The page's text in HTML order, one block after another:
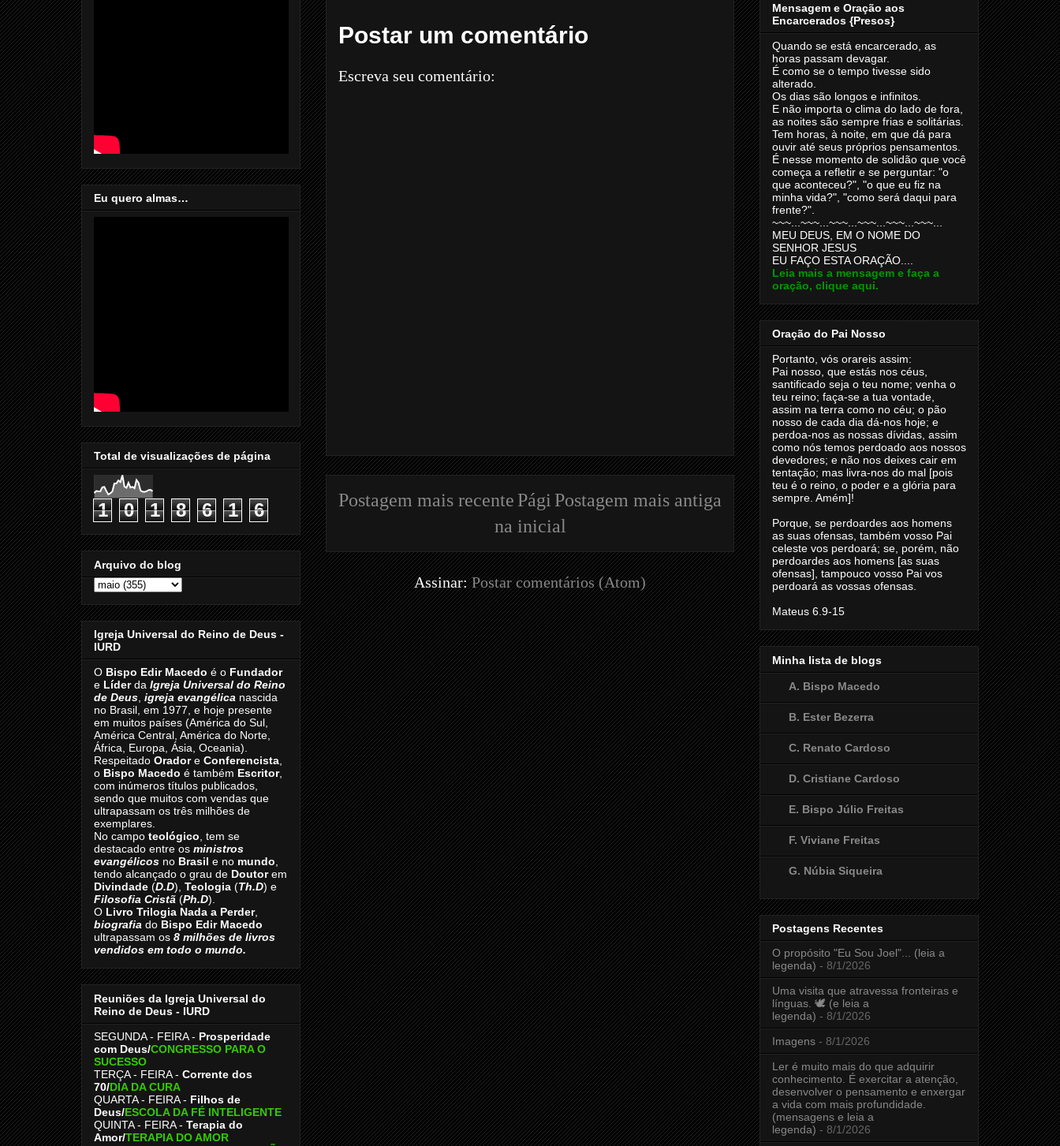
Postar um comentário
Escreva seu comentário:
Postagem mais recente Postagem mais antiga
Pági
na inicial
Assinar:Postar comentários (Atom)
Eu quero almas…
Total de visualizações de página
1 0 1 8 6 1 6
Arquivo do blog
Igreja Universal do Reino de Deus -
IURD
O Bispo Edir Macedo é o Fundador
e Líderda Igreja Universal do Reino
de Deus, igreja evangélica nascida
no Brasil, em 1977, e hoje presente
em muitos países (América do Sul,
América Central, América do Norte,
África, Europa, Ásia, Oceania).
Respeitado Oradore Conferencista,
o Bispo Macedo é também Escritor,
com inúmeros títulos publicados,
sendo que muitos com vendas que
ultrapassam os três milhões de
exemplares.
No campo teológico, tem se
destacado entre os ministros
evangélicos no Brasil e no mundo,
tendo alcançado o grau de Doutorem
Divindade (D.D), Teologia (Th.D) e
Filosofia Cristã (Ph.D).
O Livro Trilogia Nada a Perder,
biografia do Bispo Edir Macedo
ultrapassam os 8 milhões de livros
vendidos em todo o mundo.
Reuniões da Igreja Universal do
Reino de Deus - IURD
SEGUNDA - FEIRA - Prosperidade
com Deus/CONGRESSO PARA O
SUCESSO
TERÇA - FEIRA - Corrente dos
70/DIA DA CURA
QUARTA - FEIRA - Filhos de
Deus/ESCOLA DA FÉ INTELIGENTE
QUINTA - FEIRA - Terapia do
Amor/TERAPIA DO AMOR
Mensagem e Oração aos
Encarcerados {Presos}
Quando se está encarcerado, as
horas passam devagar.
É como se o tempo tivesse sido
alterado.
Os dias são longos e infinitos.
E não importa o clima do lado de fora,
as noites são sempre frias e solitárias.
Tem horas, à noite, em que dá para
ouvir até seus próprios pensamentos.
É nesse momento de solidão que você
começa a refletir e se perguntar: "o
que aconteceu?", "o que eu fiz na
minha vida?", "como será daqui para
frente?".
~~~...~~~...~~~...~~~...~~~...~~~...
MEU DEUS, EM O NOME DO
SENHOR JESUS
EU FAÇO ESTA ORAÇÃO....
Leia mais a mensagem e faça a
oração, clique aqui.
Oração do Pai Nosso
Portanto, vós orareis assim:
Pai nosso, que estás nos céus,
santificado seja o teu nome; venha o
teu reino; faça-se a tua vontade,
assim na terra como no céu; o pão
nosso de cada dia dá-nos hoje; e
perdoa-nos as nossas dívidas, assim
como nós temos perdoado aos nossos
devedores; e não nos deixes cair em
tentação; mas livra-nos do mal [pois
teu é o reino, o poder e a glória para
sempre. Amém]!
Porque, se perdoardes aos homens
as suas ofensas, também vosso Pai
celeste vos perdoará; se, porém, não
perdoardes aos homens [as suas
ofensas], tampouco vosso Pai vos
perdoará as vossas ofensas.
Mateus 6.9-15
Minha lista de blogs
A. Bispo Macedo
B. Ester Bezerra
C. Renato Cardoso
D. Cristiane Cardoso
E. Bispo Júlio Freitas
F. Viviane Freitas
G. Núbia Siqueira
Postagens Recentes
O propósito "Eu Sou Joel"... (leia a
legenda) - 8/1/2026
Uma visita que atravessa fronteiras e
línguas. 🕊️ (e leia a
legenda) - 8/1/2026
Imagens - 8/1/2026
Ler é muito mais do que adquirir
conhecimento. É exercitar a atenção,
desenvolver o pensamento e enxergar
a vida com mais profundidade.
(mensagens e leia a
legenda) - 8/1/2026